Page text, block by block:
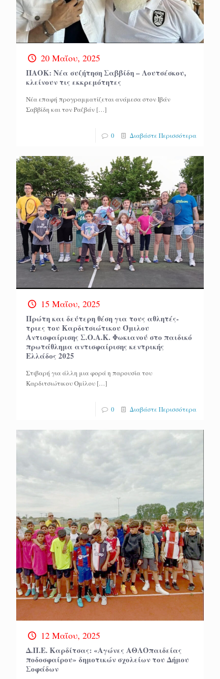
20 Μαΐου, 2025
ΠΑΟΚ: Νέα συζήτηση Σαββίδη – Λουτσέσκου,
κλείνουν τις εκκρεμότητες
Νέα επαφή προγραμματίζεται ανάμεσα στον Ιβάν
Σαββίδη και τον Ραζβάν […]
0 Διαβάστε Περισσότερα
15 Μαΐου, 2025
Πρώτη και δεύτερη θέση για τους αθλητές-
τριες του Καρδιτσιώτικου Όμιλου
Αντισφαίρισης Σ.Ο.Α.Κ. Φωκιανού στο παιδικό
πρωτάθλημα αντισφαίρισης κεντρικής
Ελλάδος 2025
Στιβαρή για άλλη μια φορά η παρουσία του
Καρδιτσιώτικου Ομίλου […]
0 Διαβάστε Περισσότερα
12 Μαΐου, 2025
Δ.Π.Ε. Καρδίτσας: «Αγώνες ΑΘΛΟπαιδείας
ποδοσφαίρου» δημοτικών σχολείων του Δήμου
Σοφάδων